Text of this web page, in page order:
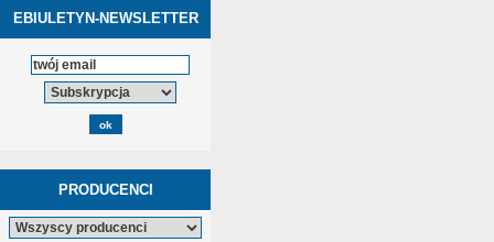
EBIULETYN-NEWSLETTER
PRODUCENCI